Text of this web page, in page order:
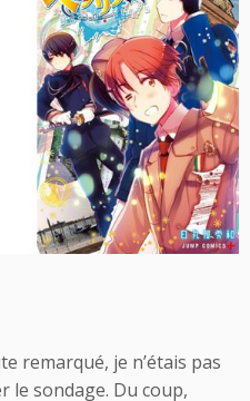
remarqué, je n’étais pas
le sondage. Du coup,